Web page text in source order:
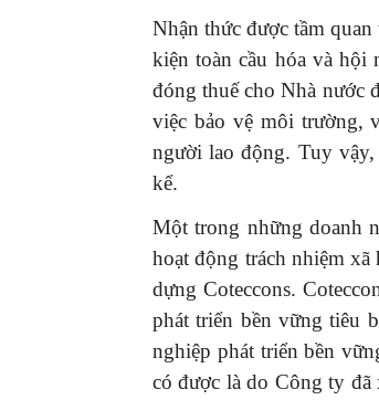
Nhận thức được tầm
kiện toàn cầu hóa và hội
đóng thuế cho Nhà nước
việc bảo vệ môi trường,
người lao động. Tuy vậy,
kể.
Một trong những doanh
hoạt động trách nhiệm
dựng Coteccons.
phát triển bền vững tiêu
nghiệp phát triển bền
có được là do Công ty đã